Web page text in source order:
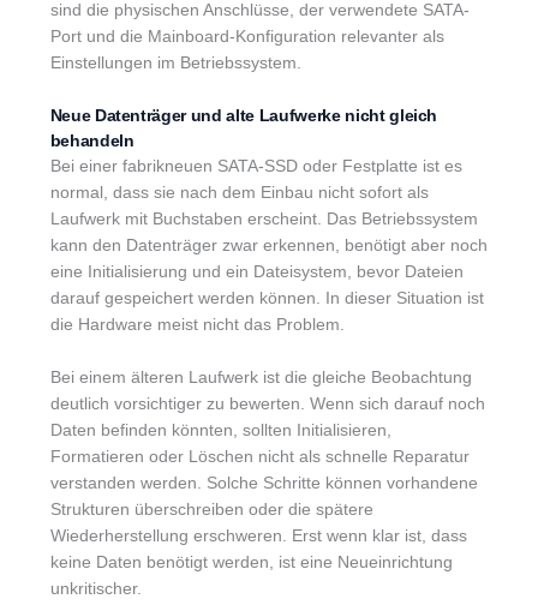
sind die physischen Anschlüsse, der verwendete SATA-
Port und die Mainboard-Konfiguration relevanter als
Einstellungen im Betriebssystem.
Neue Datenträger und alte Laufwerke nicht gleich
behandeln
Bei einer fabrikneuen SATA-SSD oder Festplatte ist es
normal, dass sie nach dem Einbau nicht sofort als
Laufwerk mit Buchstaben erscheint. Das Betriebssystem
kann den Datenträger zwar erkennen, benötigt aber noch
eine Initialisierung und ein Dateisystem, bevor Dateien
darauf gespeichert werden können. In dieser Situation ist
die Hardware meist nicht das Problem.
Bei einem älteren Laufwerk ist die gleiche Beobachtung
deutlich vorsichtiger zu bewerten. Wenn sich darauf noch
Daten befinden könnten, sollten Initialisieren,
Formatieren oder Löschen nicht als schnelle Reparatur
verstanden werden. Solche Schritte können vorhandene
Strukturen überschreiben oder die spätere
Wiederherstellung erschweren. Erst wenn klar ist, dass
keine Daten benötigt werden, ist eine Neueinrichtung
unkritischer.